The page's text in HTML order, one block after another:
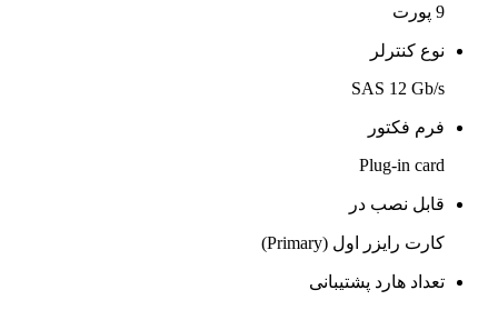
9 پورت
نوع کنترلر
SAS 12 Gb/s
فرم فکتور
Plug-in card
قابل نصب در
کارت رایزر اول (Primary)
تعداد هارد پشتیبانی